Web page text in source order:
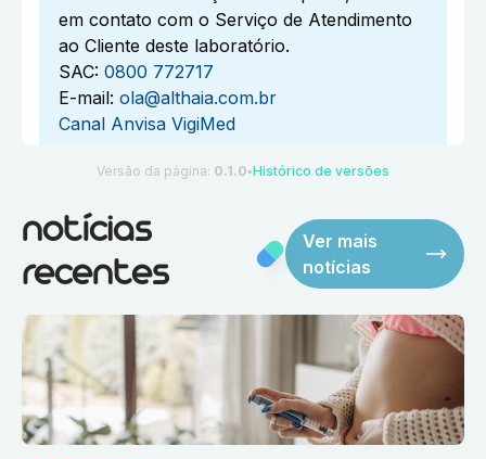
em contato com o Serviço de Atendimento
ao Cliente deste laboratório.
SAC: 0800 772717
E-mail: ola@althaia.com.br
Canal Anvisa VigiMed
Versão da página: 0.1.0 ●Histórico de versões
notícias
recentes
Ver mais
notícias